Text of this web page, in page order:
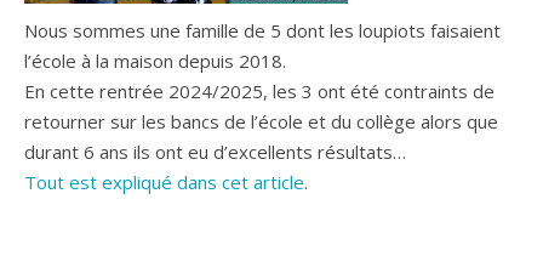
Nous sommes une famille de 5 dont les loupiots faisaient
l’école à la maison depuis 2018.
En cette rentrée 2024/2025, les 3 ont été contraints de
retourner sur les bancs de l’école et du collège alors que
durant 6 ans ils ont eu d’excellents résultats…
Tout est expliqué dans cet article.